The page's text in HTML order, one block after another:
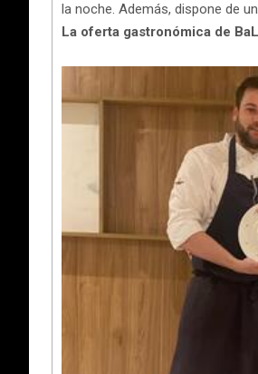
la noche. Además, dispone de un
La oferta gastronómica de